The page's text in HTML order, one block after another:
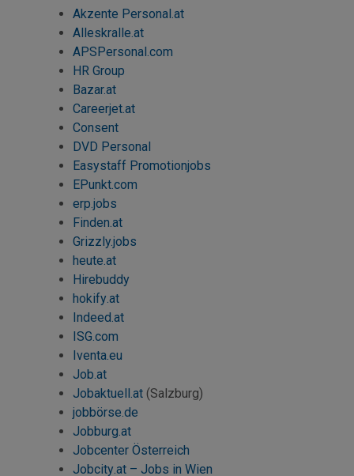
Akzente Personal.at
Alleskralle.at
APSPersonal.com
HR Group
Bazar.at
Careerjet.at
Consent
DVD Personal
Easystaff Promotionjobs
EPunkt.com
erp.jobs
Finden.at
Grizzly.jobs
heute.at
Hirebuddy
hokify.at
Indeed.at
ISG.com
Iventa.eu
Job.at
Jobaktuell.at (Salzburg)
jobbörse.de
Jobburg.at
Jobcenter Österreich
Jobcity.at – Jobs in Wien